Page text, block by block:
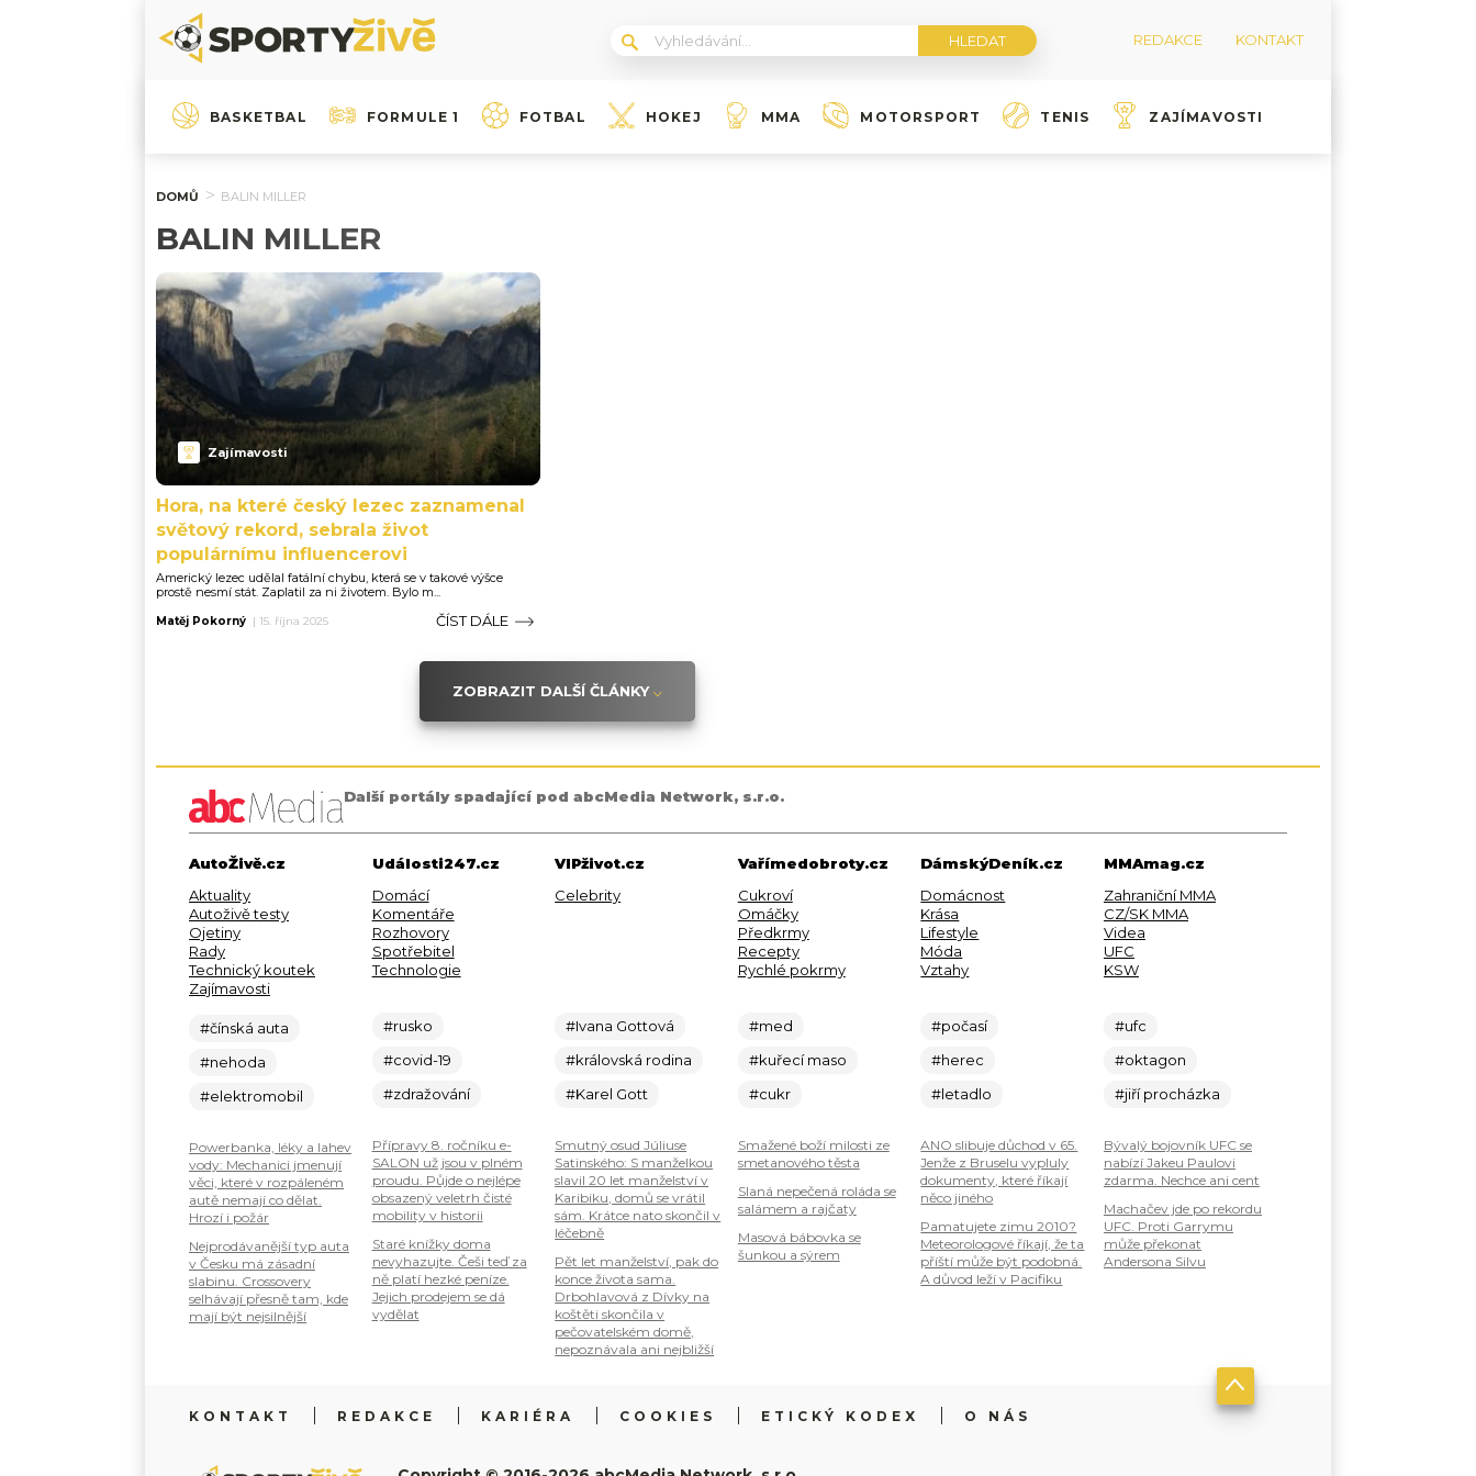
REDAKCE KONTAKT
BASKETBAL FORMULE 1 FOTBAL HOKEJ MMA MOTORSPORT TENIS ZAJÍMAVOSTI
DOMŮ BALIN MILLER
BALIN MILLER
Zajímavosti
Hora, na které český lezec zaznamenal
světový rekord, sebrala život
populárnímu influencerovi
Americký lezec udělal fatální chybu, která se v takové výšce
prostě nesmí stát. Zaplatil za ni životem. Bylo m...
Matěj Pokorný | 15. října 2025 ČÍST DÁLE
ZOBRAZIT DALŠÍ ČLÁNKY
Další portály spadající pod abcMedia Network, s.r.o.
AutoŽivě.cz
Aktuality
Autoživě testy
Ojetiny
Rady
Technický koutek
Zajímavosti
#čínská auta
#nehoda
#elektromobil
Powerbanka, léky a lahev
vody: Mechanici jmenují
věci, které v rozpáleném
autě nemají co dělat.
Hrozí i požár
Nejprodávanější typ auta
v Česku má zásadní
slabinu. Crossovery
selhávají přesně tam, kde
mají být nejsilnější
Události247.cz
Domácí
Komentáře
Rozhovory
Spotřebitel
Technologie
#rusko
#covid-19
#zdražování
Přípravy 8. ročníku e-
SALON už jsou v plném
proudu. Půjde o nejlépe
obsazený veletrh čisté
mobility v historii
Staré knížky doma
nevyhazujte. Češi teď za
ně platí hezké peníze.
Jejich prodejem se dá
vydělat
VIPživot.cz
Celebrity
#Ivana Gottová
#královská rodina
#Karel Gott
Smutný osud Júliuse
Satinského: S manželkou
slavil 20 let manželství v
Karibiku, domů se vrátil
sám. Krátce nato skončil v
léčebně
Pět let manželství, pak do
konce života sama.
Drbohlavová z Dívky na
koštěti skončila v
pečovatelském domě,
nepoznávala ani nejbližší
Vařímedobroty.cz
Cukroví
Omáčky
Předkrmy
Recepty
Rychlé pokrmy
#med
#kuřecí maso
#cukr
Smažené boží milosti ze
smetanového těsta
Slaná nepečená roláda se
salámem a rajčaty
Masová bábovka se
šunkou a sýrem
DámskýDeník.cz
Domácnost
Krása
Lifestyle
Móda
Vztahy
#počasí
#herec
#letadlo
ANO slibuje důchod v 65.
Jenže z Bruselu vypluly
dokumenty, které říkají
něco jiného
Pamatujete zimu 2010?
Meteorologové říkají, že ta
příští může být podobná.
A důvod leží v Pacifiku
MMAmag.cz
Zahraniční MMA
CZ/SK MMA
Videa
UFC
KSW
#ufc
#oktagon
#jiří procházka
Bývalý bojovník UFC se
nabízí Jakeu Paulovi
zdarma. Nechce ani cent
Machačev jde po rekordu
UFC. Proti Garrymu
může překonat
Andersona Silvu
KONTAKT REDAKCE KARIÉRA COOKIES ETICKÝ KODEX O NÁS